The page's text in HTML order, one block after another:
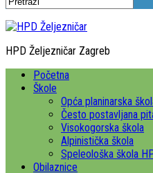
HPD Željezničar Zagreb
Početna
Škole
Opća planinarska
Često postavljana
Visokogorska škola
Alpinistička škola
Speleološka škola
Obilaznice